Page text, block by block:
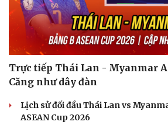
Trực tiếp Thái Lan - Myanmar
Căng như dây đàn
Lịch sử đối đầu Thái Lan vs
ASEAN Cup 2026